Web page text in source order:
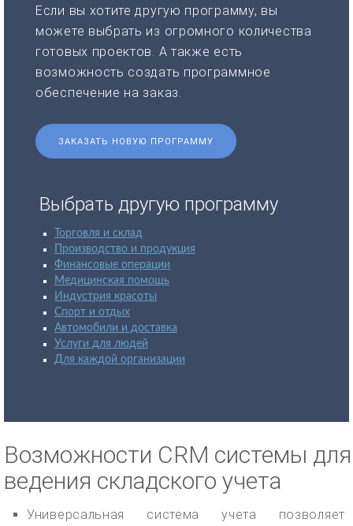
Если вы хотите другую программу, вы
можете выбрать из огромного количества
готовых проектов. А также есть
возможность создать программное
обеспечение на заказ.
ЗАКАЗАТЬ НОВУЮ ПРОГРАММУ
Выбрать другую программу
Торговля и склад
Производство и продукция
Финансовые операции
Медицинская помощь
Индустрия красоты
Спорт и отдых
Автомобили и доставка
Услуги для людей
Для каждой организации
Возможности CRM системы для
ведения складского учета
Универсальная система учета позволяет